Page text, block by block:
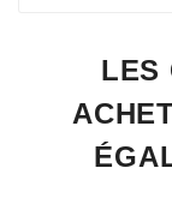
LES